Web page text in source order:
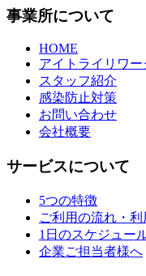
事業所について
HOME
アイトライリワ
スタッフ紹介
感染防止対策
お問い合わせ
会社概要
サービスについて
5つの特徴
ご利用の流れ・利
1日のスケジュー
企業ご担当者様へ